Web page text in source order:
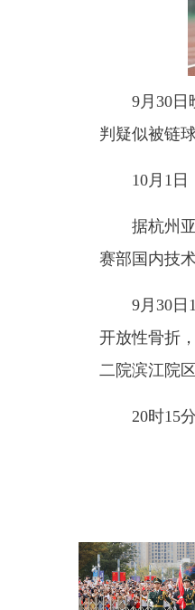
9月30日晚
判疑似被链
10月1日，
据杭州亚
赛部国内技
9月30日19
开放性骨折
二院滨江院区
20时15分